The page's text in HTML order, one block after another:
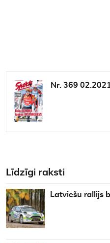
Nr. 369
Līdzīgi raksti
Latviešu rallijs